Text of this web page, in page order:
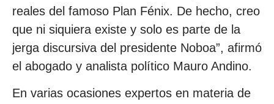
reales del famoso Plan Fénix. De hecho, creo
que ni siquiera existe y solo es parte de la
jerga discursiva del presidente Noboa”, afirmó
el abogado y analista político Mauro Andino.
En varias ocasiones expertos en materia de